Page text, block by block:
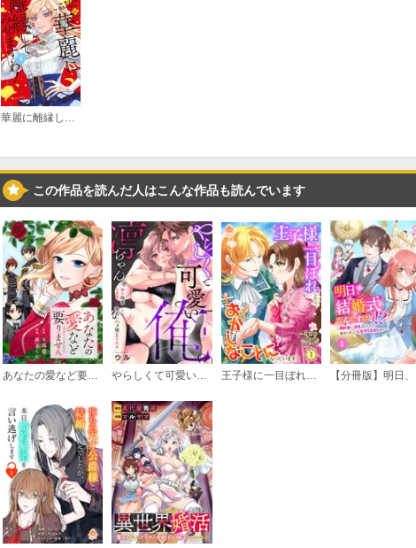
第5話
必要ポイント：180
第6話
必要ポイント：180
必要ポイント：180
第8話
必要ポイント：180
華麗に離縁してみせますわ！
この作品を読んだ人はこんな作品も読んでいます
王子様に一目ぼれしたら、おかしなことになっています！